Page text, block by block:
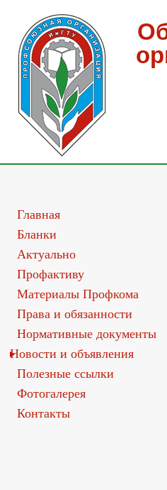
Главная
Бланки
Актуально
Профактиву
Материалы Профкома
Права и обязанности
Нормативные документы
Новости и объявления
Полезные ссылки
Фотогалерея
Контакты